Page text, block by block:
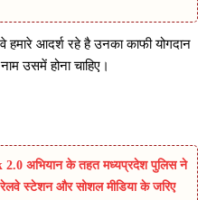
हमारे आदर्श रहे है उनका काफी योगदान
उसमें होना चाहिए।
2.0 अभियान के तहत मध्यप्रदेश पुलिस ने
स्टेशन और सोशल मीडिया के जरिए